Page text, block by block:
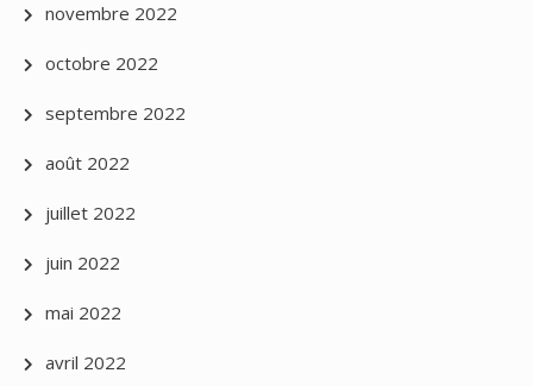
novembre 2022
octobre 2022
septembre 2022
août 2022
juillet 2022
juin 2022
mai 2022
avril 2022